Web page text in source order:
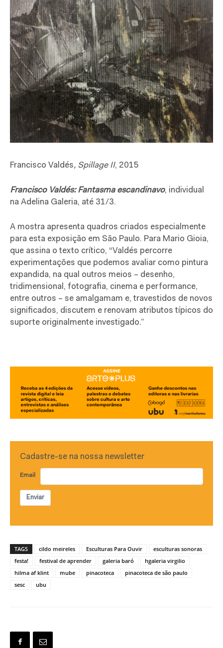
Francisco Valdés, Spillage II, 2015
Francisco Valdés: Fantasma escandinavo, individual
na Adelina Galeria, até 31/3.
A mostra apresenta quadros criados especialmente
para esta exposição em São Paulo. Para Mario Gioia,
que assina o texto crítico, “Valdés percorre
experimentações que podemos avaliar como pintura
expandida, na qual outros meios – desenho,
tridimensional, fotografia, cinema e performance,
entre outros – se amalgamam e, travestidos de novos
significados, discutem e renovam atributos típicos do
suporte originalmente investigado.”
Cadastre-se na nossa newsletter
Email
Enviar
TAGS cildo meireles Esculturas Para Ouvir
esculturas sonoras
festa!
festival de aprender galeria baró
hgaleria virgilio
hilma af klint
mube pinacoteca
pinacoteca de são paulo
sesc
ubu